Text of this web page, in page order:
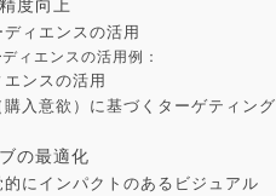
ィエンスの活用
ィエンスの活用例：
ンスの活用
入意欲）に基づくターゲティング
の最適化
にインパクトのあるビジュアル